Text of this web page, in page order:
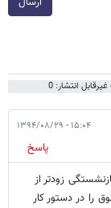
انتشار: 0
۱۵:۰۴ - ۱۳۹۴/۰۸/۲۹
پاسخ
زودتر از
25 یا 26 سال کار با 30 روز حقوق را در دستور کار